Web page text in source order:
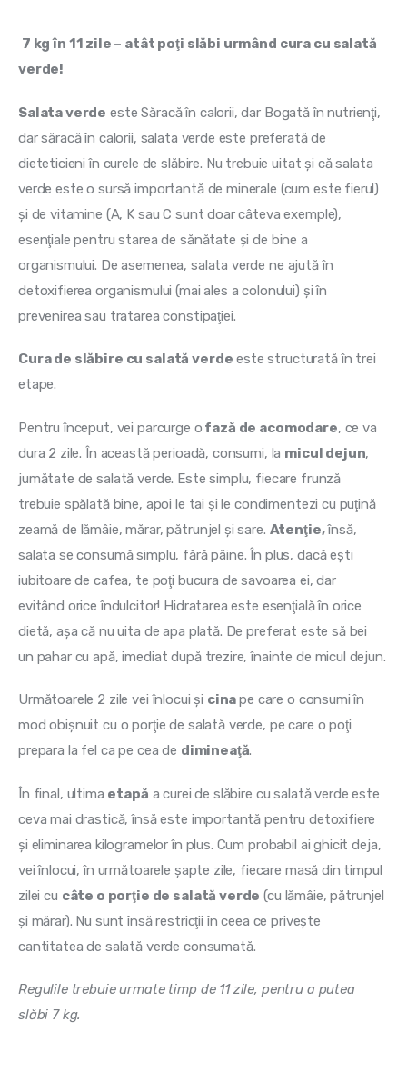
7 kg în 11 zile – atât poţi slăbi urmând cura cu salată
verde!
Salata verde este Săracă în calorii, dar Bogată în nutrienţi,
dar săracă în calorii, salata verde este preferată de
dieteticieni în curele de slăbire. Nu trebuie uitat şi că salata
verde este o sursă importantă de minerale (cum este fierul)
şi de vitamine (A, K sau C sunt doar câteva exemple),
esenţiale pentru starea de sănătate şi de bine a
organismului. De asemenea, salata verde ne ajută în
detoxifierea organismului (mai ales a colonului) şi în
prevenirea sau tratarea constipaţiei.
Cura de slăbire cu salată verde este structurată în trei
etape.
Pentru început, vei parcurge o fază de acomodare, ce va
dura 2 zile. În această perioadă, consumi, la micul dejun,
jumătate de salată verde. Este simplu, fiecare frunză
trebuie spălată bine, apoi le tai şi le condimentezi cu puţină
zeamă de lămâie, mărar, pătrunjel şi sare. Atenţie, însă,
salata se consumă simplu, fără pâine. În plus, dacă eşti
iubitoare de cafea, te poţi bucura de savoarea ei, dar
evitând orice îndulcitor! Hidratarea este esenţială în orice
dietă, aşa că nu uita de apa plată. De preferat este să bei
un pahar cu apă, imediat după trezire, înainte de micul dejun.
Următoarele 2 zile vei înlocui şi cina pe care o consumi în
mod obişnuit cu o porţie de salată verde, pe care o poţi
prepara la fel ca pe cea de dimineaţă.
În final, ultima etapă a curei de slăbire cu salată verde este
ceva mai drastică, însă este importantă pentru detoxifiere
şi eliminarea kilogramelor în plus. Cum probabil ai ghicit deja,
vei înlocui, în următoarele şapte zile, fiecare masă din timpul
zilei cu câte o porţie de salată verde (cu lămâie, pătrunjel
şi mărar). Nu sunt însă restricţii în ceea ce priveşte
cantitatea de salată verde consumată.
Regulile trebuie urmate timp de 11 zile, pentru a putea
slăbi 7 kg.